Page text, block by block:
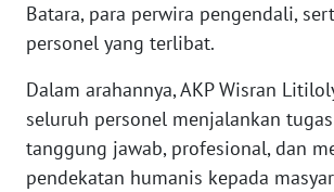
Batara, para perwira pengendali,
personel yang terlibat.
Dalam arahannya, AKP Wisran
seluruh personel menjalankan
tanggung jawab, profesional, dan
pendekatan humanis kepada
WN
WN
PAPUA
BARAT